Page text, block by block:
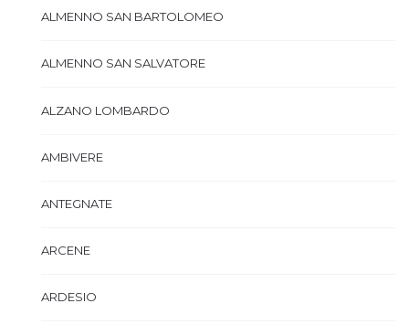
ALMENNO SAN BARTOLOMEO
ALMENNO SAN SALVATORE
ALZANO LOMBARDO
AMBIVERE
ANTEGNATE
ARCENE
ARDESIO